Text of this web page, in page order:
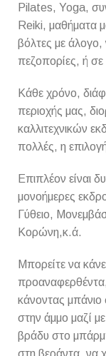
Pilates, Yoga,
Reiki, μαθήματα
βόλτες με
πεζοπορίες, ή
Κάθε χρόνο,
περιοχής μας,
καλλιτεχνικών
πολλές, η
Επιπλέον είναι
μονοήμερες
Γύθειο,
Κορώνη,κ.ά.
Μπορείτε να
κάνοντας
στην άμμο μαζί
βράδυ στο